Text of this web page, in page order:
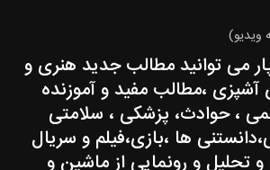
می توانید مطالب جدید هنری و
،مطالب مفید و آموزنده
، حوادث، پزشکی ، سلامتی
ها ،بازی،فیلم و سریال
تحلیل و رونمایی از ماشین و